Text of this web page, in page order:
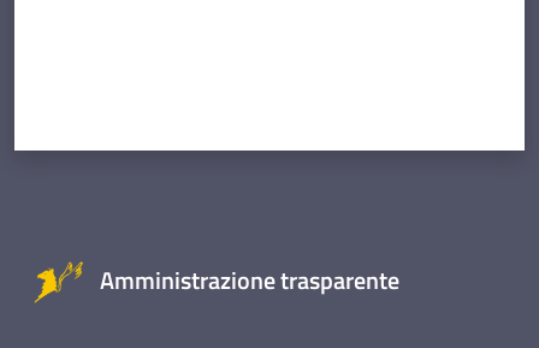
Amministrazione trasparente